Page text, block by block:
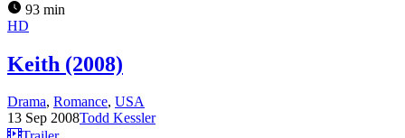
93 min
HD
Keith (2008)
Drama, Romance, USA
13 Sep 2008Todd Kessler